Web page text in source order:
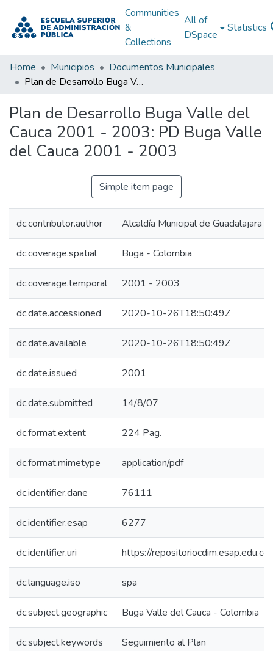
Communities
&
Collections
All of
DSpace
Statistics
Home Municipios
Documentos Municipales
Plan de Desarrollo Buga Valle del Cauca 2001 - 2003: PD Buga Valle del Cauca 2001 - 2003
Plan de Desarrollo Buga Valle del
Cauca 2001 - 2003: PD Buga Valle
del Cauca 2001 - 2003
Simple item page
dc.contributor.author Alcaldía Municipal de Guadalajara
dc.coverage.spatial Buga - Colombia
dc.coverage.temporal 2001 - 2003
dc.date.accessioned 2020-10-26T18:50:49Z
dc.date.available 2020-10-26T18:50:49Z
dc.date.issued 2001
dc.date.submitted 14/8/07
dc.format.extent 224 Pag.
dc.format.mimetype application/pdf
dc.identifier.dane 76111
dc.identifier.esap 6277
dc.identifier.uri https://
dc.language.iso spa
dc.subject.geographic Buga Valle del Cauca - Colombia
dc.subject.keywords Seguimiento al Plan